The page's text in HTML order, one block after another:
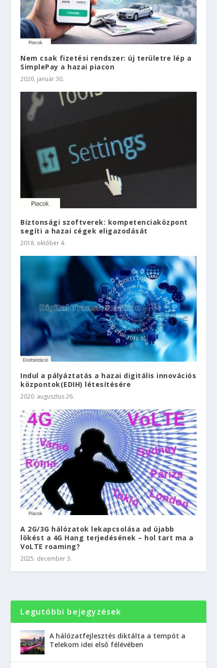
Nem csak fizetési rendszer: új területre lép a
SimplePay a hazai piacon
2026. január 30.
Biztonsági szoftverek: kompetenciaközpont
segíti a hazai cégek eligazodását
2018. október 4.
Indul a pályáztatás a hazai digitális innovációs
központok(EDIH) létesítésére
2020. augusztus 26.
A 2G/3G hálózatok lekapcsolása ad újabb
lökést a 4G Hang terjedésének – hol tart ma a
VoLTE roaming?
2025. december 3.
Legutóbbi bejegyzések
A hálózatfejlesztés diktálta a tempót a
Telekom idei első félévében